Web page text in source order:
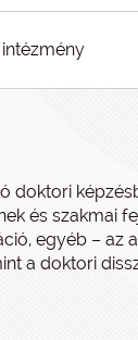
doktori
és szakmai
egyéb – az
a doktori